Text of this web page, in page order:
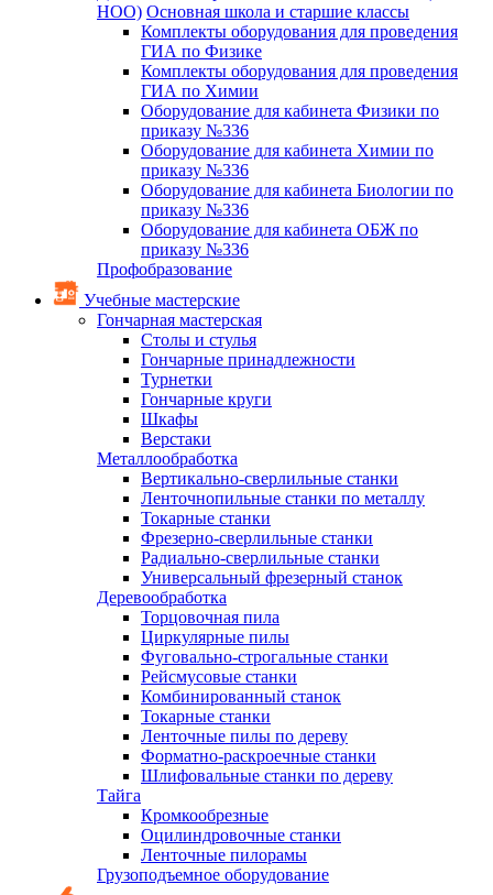
НОО) Основная школа и старшие классы
Комплекты оборудования для проведения
ГИА по Физике
Комплекты оборудования для проведения
ГИА по Химии
Оборудование для кабинета Физики по
приказу №336
Оборудование для кабинета Химии по
приказу №336
Оборудование для кабинета Биологии по
приказу №336
Оборудование для кабинета ОБЖ по
приказу №336
Профобразование
Учебные мастерские
Гончарная мастерская
Столы и стулья
Гончарные принадлежности
Турнетки
Гончарные круги
Шкафы
Верстаки
Металлообработка
Вертикально-сверлильные станки
Ленточнопильные станки по металлу
Токарные станки
Фрезерно-сверлильные станки
Радиально-сверлильные станки
Универсальный фрезерный станок
Деревообработка
Торцовочная пила
Циркулярные пилы
Фуговально-строгальные станки
Рейсмусовые станки
Комбинированный станок
Токарные станки
Ленточные пилы по дереву
Форматно-раскроечные станки
Шлифовальные станки по дереву
Тайга
Кромкообрезные
Оцилиндровочные станки
Ленточные пилорамы
Грузоподъемное оборудование